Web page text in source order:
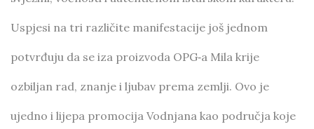
Uspjesi na tri različite manifestacije još jednom
potvrđuju da se iza proizvoda OPG‑a Mila krije
ozbiljan rad, znanje i ljubav prema zemlji. Ovo je
ujedno i lijepa promocija Vodnjana kao područja koje